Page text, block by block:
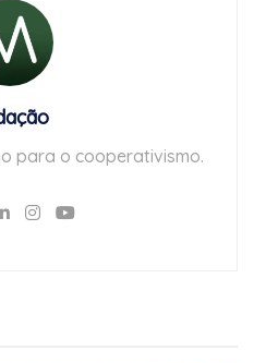
para o cooperativismo.